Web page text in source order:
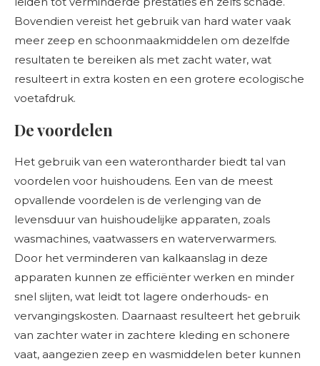
Bovendien vereist het gebruik van hard water vaak
meer zeep en schoonmaakmiddelen om dezelfde
resultaten te bereiken als met zacht water, wat
resulteert in extra kosten en een grotere ecologische
voetafdruk.
De voordelen
Het gebruik van een waterontharder biedt tal van
voordelen voor huishoudens. Een van de meest
opvallende voordelen is de verlenging van de
levensduur van huishoudelijke apparaten, zoals
wasmachines, vaatwassers en waterverwarmers.
Door het verminderen van kalkaanslag in deze
apparaten kunnen ze efficiënter werken en minder
snel slijten, wat leidt tot lagere onderhouds- en
vervangingskosten. Daarnaast resulteert het gebruik
van zachter water in zachtere kleding en schonere
vaat, aangezien zeep en wasmiddelen beter kunnen